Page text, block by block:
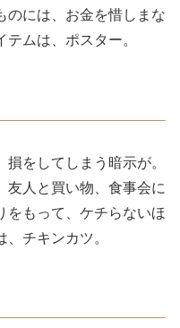
のには、お金を惜しまな
ムは、ポスター。
をしてしまう暗示が。
友人と買い物、食事会に
をもって、ケチらないほ
チキンカツ。